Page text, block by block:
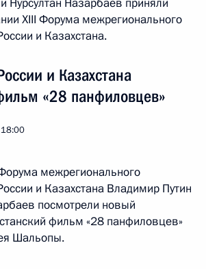
XIII Форума межрегионального
и Казахстана.
и Казахстана
«28 панфиловцев»
18:00
межрегионального
и Казахстана Владимир Путин
посмотрели новый
фильм «28 панфиловцев»
Шальопы.